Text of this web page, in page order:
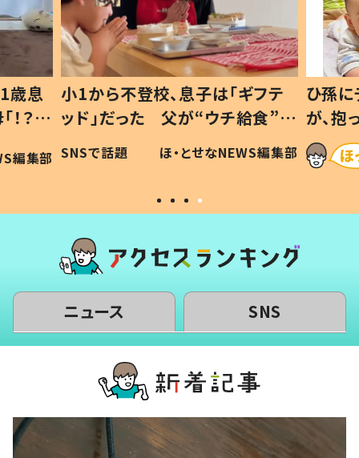
歳息
？」
編集部
小1から不登校、息子は「ギフテ
ッド」だった 父が“ウチ給食”を
作り続ける理由とは #令和の親
#令和の子
SNSで話題 ほ・とせなNEWS編集部
ひ孫
が、
「涙が
い」
ニュース SNS